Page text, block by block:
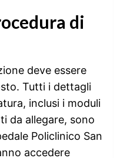
di
deve essere
Tutti i dettagli
inclusi i moduli
da allegare, sono
Policlinico San
accedere